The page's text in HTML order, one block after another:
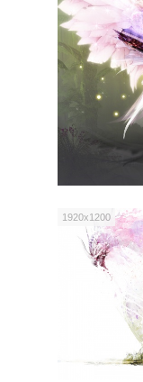
1920x1200